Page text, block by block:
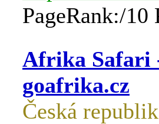
PageRank:/
Afrika Safari
goafrika.cz
Česká